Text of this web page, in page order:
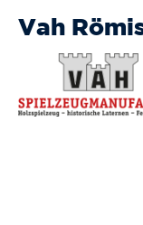
Vah
Bildergalerie